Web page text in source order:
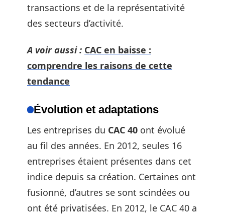
transactions et de la représentativité
des secteurs d’activité.
A voir aussi : CAC en baisse :
comprendre les raisons de cette
tendance
Évolution et adaptations
Les entreprises du CAC 40 ont évolué
au fil des années. En 2012, seules 16
entreprises étaient présentes dans cet
indice depuis sa création. Certaines ont
fusionné, d’autres se sont scindées ou
ont été privatisées. En 2012, le CAC 40 a